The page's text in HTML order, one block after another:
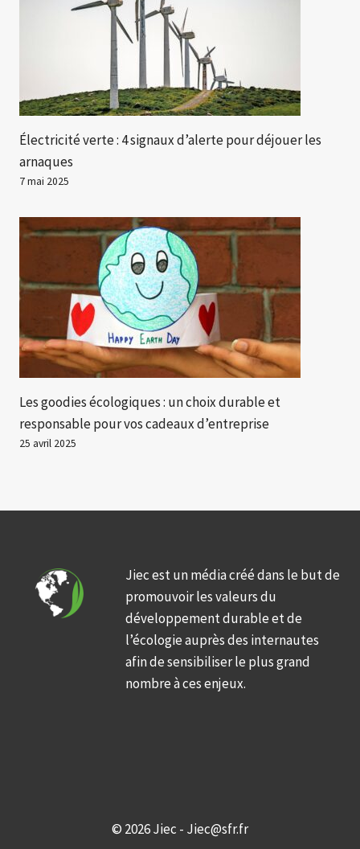
Électricité verte : 4 signaux d’alerte pour déjouer les
arnaques
7 mai 2025
Les goodies écologiques : un choix durable et
responsable pour vos cadeaux d’entreprise
25 avril 2025
Jiec est un média créé dans le but de
promouvoir les valeurs du
développement durable et de
l’écologie auprès des internautes
afin de sensibiliser le plus grand
nombre à ces enjeux.
© 2026 Jiec - Jiec@sfr.fr